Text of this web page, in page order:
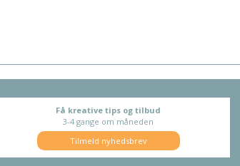
Få kreative tips og tilbud
3-4 gange om måneden
Tilmeld nyhedsbrev